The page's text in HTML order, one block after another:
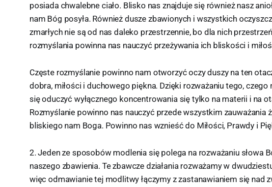
posiada chwalebne ciało. Blisko nas znajduje się również nasz
nam Bóg posyła. Również dusze zbawionych i wszystkich
zmarłych nie są od nas daleko przestrzennie, bo dla nich
rozmyślania powinna nas nauczyć przeżywania ich bliskości i
Częste rozmyślanie powinno nam otworzyć oczy duszy na ten
dobra, miłości i duchowego piękna. Dzięki rozważaniu tego, czego
się oduczyć wyłącznego koncentrowania się tylko na materii i na
Rozmyślanie powinno nas nauczyć przede wszystkim zauważania
bliskiego nam Boga. Powinno nas wznieść do Miłości, Prawdy i
2. Jeden ze sposobów modlenia się polega na rozważaniu słowa
naszego zbawienia. Te zbawcze działania rozważamy w
więc odmawianie tej modlitwy łączymy z zastanawianiem się nad